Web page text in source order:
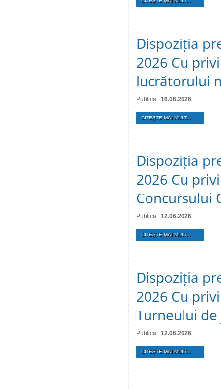
Dispoziția
2026 Cu
lucrătorului
Publicat: 16.06.2026
CITEŞTE MAI MULT...
Dispoziția
2026 Cu
Concursului
Publicat: 12.06.2026
CITEŞTE MAI MULT...
Dispoziția
2026 Cu
Turneului de
Publicat: 12.06.2026
CITEŞTE MAI MULT...